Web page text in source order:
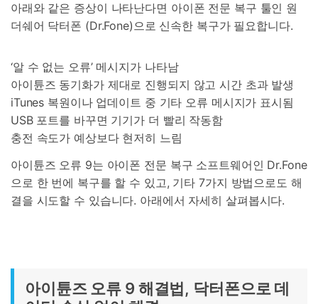
아래와 같은 증상이 나타난다면 아이폰 전문 복구 툴인 원
더쉐어 닥터폰 (Dr.Fone)으로 신속한 복구가 필요합니다.
‘알 수 없는 오류’ 메시지가 나타남
아이튠즈 동기화가 제대로 진행되지 않고 시간 초과 발생
iTunes 복원이나 업데이트 중 기타 오류 메시지가 표시됨
USB 포트를 바꾸면 기기가 더 빨리 작동함
충전 속도가 예상보다 현저히 느림
아이튠즈 오류 9는 아이폰 전문 복구 소프트웨어인 Dr.Fone
으로 한 번에 복구를 할 수 있고, 기타 7가지 방법으로도 해
결을 시도할 수 있습니다. 아래에서 자세히 살펴봅시다.
아이튠즈 오류 9 해결법, 닥터폰으로 데